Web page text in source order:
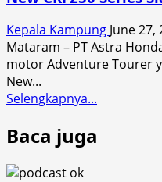
Kepala Kampung June 27,
Mataram – PT Astra
motor Adventure Tourer
New...
Selengkapnya...
Baca juga